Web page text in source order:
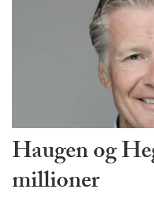
Haugen og
millioner